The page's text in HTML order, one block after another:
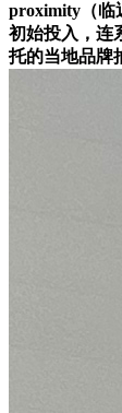
proximity（临
初始投入，连
托的当地品牌